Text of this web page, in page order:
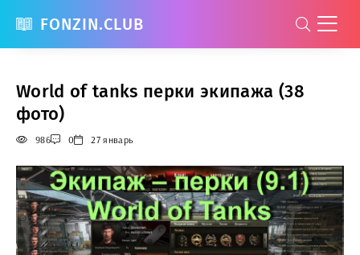
FONZIN.CLUB
World of tanks перки экипажа (38
фото)
986 0 27 январь